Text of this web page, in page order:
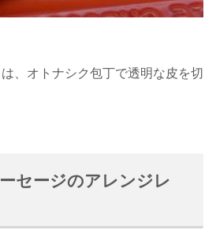
、オトナシク包丁で透明な皮を切
セージのアレンジレ